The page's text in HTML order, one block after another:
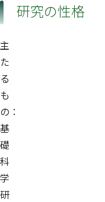
研究の性格
主
た
る
も
の：
基
礎
科
学
研